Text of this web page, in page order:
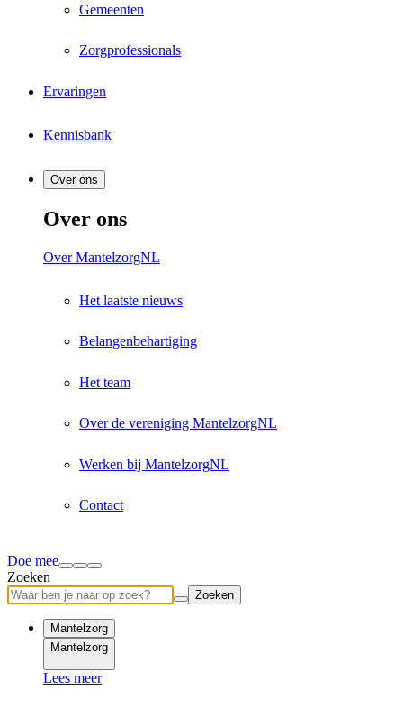
Gemeenten
Zorgprofessionals
Ervaringen
Kennisbank
Over ons
Over ons
Over MantelzorgNL
Het laatste nieuws
Belangenbehartiging
Het team
Over de vereniging MantelzorgNL
Werken bij MantelzorgNL
Contact
Doe mee
Zoeken
Zoeken
Mantelzorg
Mantelzorg
Lees meer